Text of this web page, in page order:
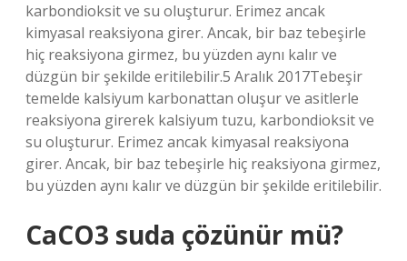
karbondioksit ve su oluşturur. Erimez ancak
kimyasal reaksiyona girer. Ancak, bir baz tebeşirle
hiç reaksiyona girmez, bu yüzden aynı kalır ve
düzgün bir şekilde eritilebilir.5 Aralık 2017Tebeşir
temelde kalsiyum karbonattan oluşur ve asitlerle
reaksiyona girerek kalsiyum tuzu, karbondioksit ve
su oluşturur. Erimez ancak kimyasal reaksiyona
girer. Ancak, bir baz tebeşirle hiç reaksiyona girmez,
bu yüzden aynı kalır ve düzgün bir şekilde eritilebilir.
CaCO3 suda çözünür mü?